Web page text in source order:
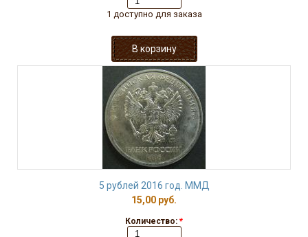
1 доступно для заказа
5 рублей 2016 год. ММД
15,00 руб.
Количество: *